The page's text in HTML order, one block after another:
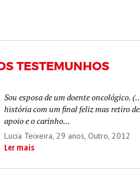
TESTEMUNHOS
Sou esposa de um doente oncológico.
história com um final feliz mas retiro
apoio e o carinho...
Lucia Teixeira, 29 anos, Outro, 2012
Ler mais